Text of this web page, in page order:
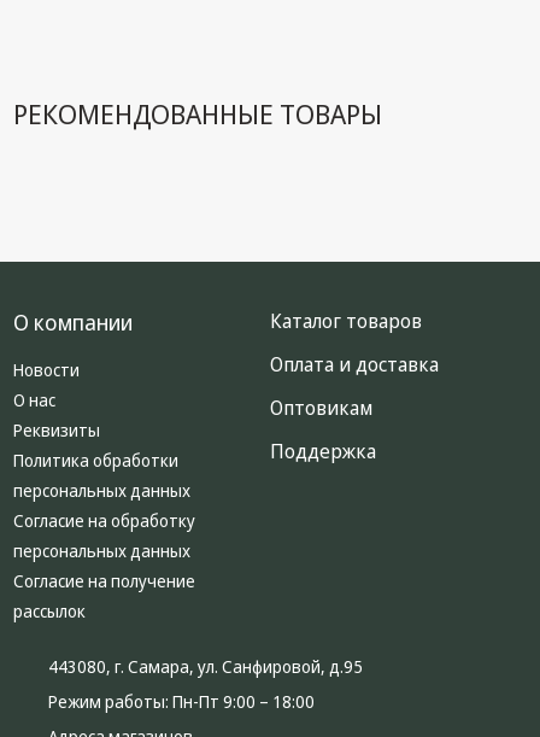
РЕКОМЕНДОВАННЫЕ ТОВАРЫ
О компании
Новости
О нас
Реквизиты
Политика обработки
персональных данных
Согласие на обработку
персональных данных
Согласие на получение
рассылок
Каталог товаров
Оплата и доставка
Оптовикам
Поддержка
443080, г. Самара, ул. Санфировой, д.95
Режим работы: Пн-Пт 9:00 – 18:00